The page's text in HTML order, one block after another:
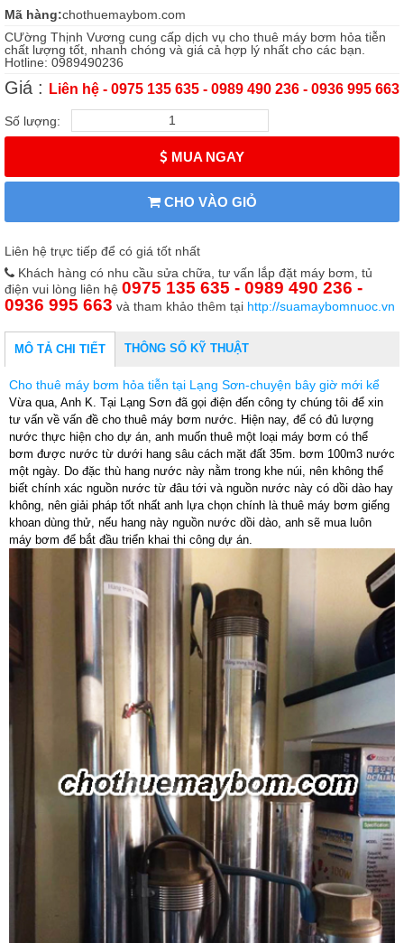
Mã hàng:chothuemaybom.com
CƯờng Thịnh Vương cung cấp dịch vụ cho thuê máy bơm hỏa tiễn
chất lượng tốt, nhanh chóng và giá cả hợp lý nhất cho các bạn.
Hotline: 0989490236
Giá : Liên hệ - 0975 135 635 - 0989 490 236 - 0936 995 663
Số lượng:
MUA NGAY
CHO VÀO GIỎ
Liên hệ trực tiếp để có giá tốt nhất
Khách hàng có nhu cầu sửa chữa, tư vấn lắp đặt máy bơm, tủ
điện vui lòng liên hệ 0975 135 635 - 0989 490 236 -
0936 995 663 và tham khảo thêm tại http://suamaybomnuoc.vn
MÔ TẢ CHI TIẾT THÔNG SỐ KỸ THUẬT
Cho thuê máy bơm hỏa tiễn tại Lạng Sơn-chuyện bây giờ mới kể
Vừa qua, Anh K. Tại Lạng Sơn đã gọi điện đến công ty chúng tôi để xin
tư vấn về vấn đề cho thuê máy bơm nước. Hiện nay, để có đủ lượng
nước thực hiện cho dự án, anh muốn thuê một loại máy bơm có thể
bơm được nước từ dưới hang sâu cách mặt đất 35m. bơm 100m3 nước
một ngày. Do đặc thù hang nước này nằm trong khe núi, nên không thể
biết chính xác nguồn nước từ đâu tới và nguồn nước này có dồi dào hay
không, nên giải pháp tốt nhất anh lựa chọn chính là thuê máy bơm giếng
khoan dùng thử, nếu hang này nguồn nước dồi dào, anh sẽ mua luôn
máy bơm để bắt đầu triển khai thi công dự án.